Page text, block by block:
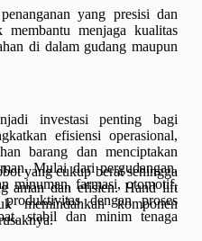
yang presisi dan
menjaga kualitas
di dalam gudang maupun
yang cukup berat sehingga
aman dan efisien. Hand lift
memindahkan komponen
investasi penting bagi
efisiensi operasional,
barang dan menciptakan
Mulai dari pergudangan,
minuman, farmasi, otomotif,
dengan proses
stabil dan minim tenaga